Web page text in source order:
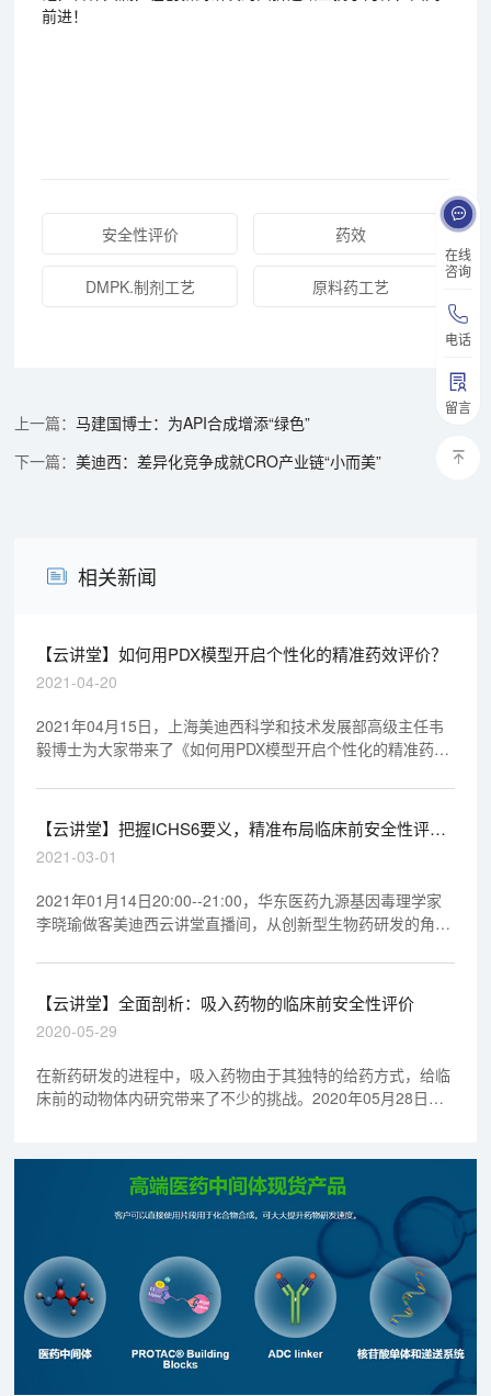
在线
咨询
电话
留言
前进！
安全性评价 药效
DMPK.制剂工艺 原料药工艺
马建国博士：为API合成增添“绿色”
美迪西：差异化竞争成就CRO产业链“小而美”
相关新闻
【云讲堂】如何用PDX模型开启个性化的精准药效评价？
2021-04-20
2021年04月15日，上海美迪西科学和技术发展部高级主任韦
毅博士为大家带来了《如何用PDX模型开启个性化的精准药效
殊性及其发展趋势，以及在使用PDX模型评价药效时应该注意
哪些问题，欢迎大家观看视频回放。
【云讲堂】把握ICHS6要义，精准布局临床前安全性评价
研究
2021-03-01
2021年01月14日20:00--21:00，华东医药九源基因毒理学家
李晓瑜做客美迪西云讲堂直播间，从创新型生物药研发的角
点，以 ICH S6为主线简明扼要的介绍进行临床前研究的考虑
要点。以期帮助广大制药界同仁建立初步理念，从而更好的把
握临床前研究的整体思路。欢迎观看回放视频。
【云讲堂】全面剖析：吸入药物的临床前安全性评价
2020-05-29
在新药研发的进程中，吸入药物由于其独特的给药方式，给临
床前的动物体内研究带来了不少的挑战。2020年05月28日
欢迎观看回放视频。